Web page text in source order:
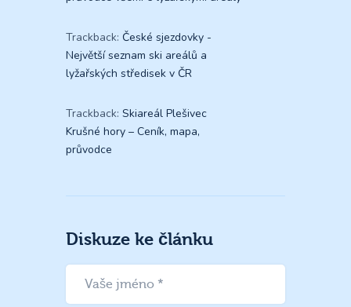
Trackback: České sjezdovky -
Největší seznam ski areálů a
lyžařských středisek v ČR
Trackback: Skiareál Plešivec
Krušné hory – Ceník, mapa,
průvodce
Diskuze ke článku